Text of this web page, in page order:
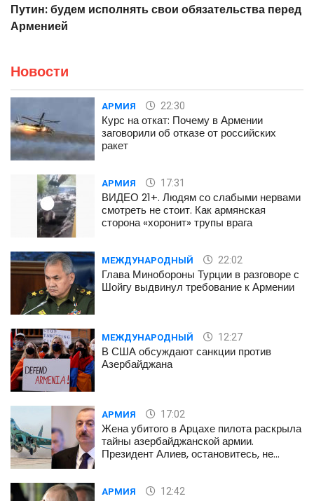
Путин: будем исполнять свои обязательства перед
Арменией
Новости
АРМИЯ 22:30
Курс на откат: Почему в Армении
заговорили об отказе от российских
ракет
АРМИЯ 17:31
ВИДЕО 21+. Людям со слабыми нервами
смотреть не стоит. Как армянская
сторона «хоронит» трупы врага
МЕЖДУНАРОДНЫЙ 22:02
Глава Минобороны Турции в разговоре с
Шойгу выдвинул требование к Армении
МЕЖДУНАРОДНЫЙ 12:27
В США обсуждают санкции против
Азербайджана
АРМИЯ 17:02
Жена убитого в Арцахе пилота раскрыла
тайны азербайджанской армии.
Президент Алиев, остановитесь, не
АРМИЯ 12:42